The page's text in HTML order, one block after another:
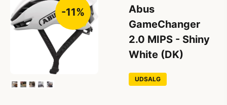
-11%
Abus
GameChanger
2.0 MIPS - Shiny
White (DK)
UDSALG